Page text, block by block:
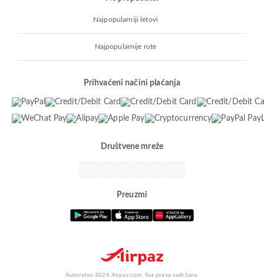
Najpopularniji letovi
Najpopularnije rute
Prihvaćeni načini plaćanja
Društvene mreže
Preuzmi
Autorstvo 2026 Airpaz.com. Sva prava zadržana.